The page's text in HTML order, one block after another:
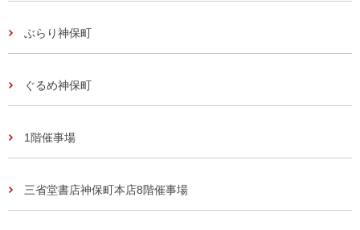
ぶらり神保町
ぐるめ神保町
1階催事場
三省堂書店神保町本店8階催事場